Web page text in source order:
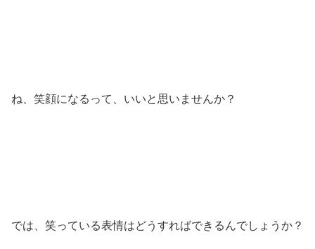
ね、笑顔になるって、いいと思いませんか？
では、笑っている表情はどうすればできるんでしょうか？